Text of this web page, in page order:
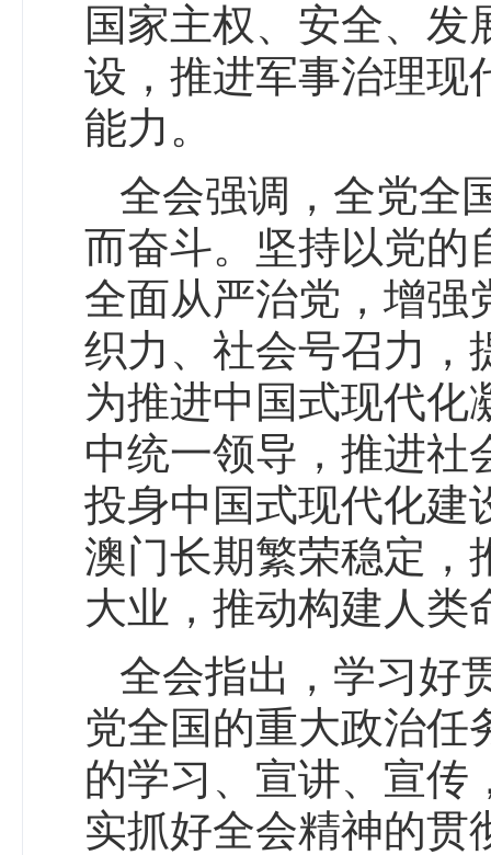
国家主权、安全、
设，推进军事治理现
能力。
全会强调，全党全
而奋斗。坚持以党的
全面从严治党，增强
织力、社会号召力，
为推进中国式现代化
中统一领导，推进社
投身中国式现代化建
澳门长期繁荣稳定，
大业，推动构建人类
全会指出，学习好
党全国的重大政治任
的学习、宣讲、宣传
实抓好全会精神的贯